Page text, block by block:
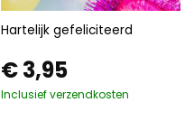
Hartelijk gefeliciteerd
€3,95
Inclusief verzendkosten